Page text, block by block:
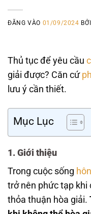
ĐĂNG VÀO 01/09/2024 BỞI
Thủ tục để yêu cầu
giải được? Căn cứ
lưu ý cần thiết.
Mục Lục
1. Giới thiệu
Trong cuộc sống
trở nên phức tạp
thỏa thuận hòa giải.